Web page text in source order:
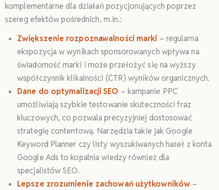
komplementarne dla działań pozycjonujących poprzez
szereg efektów pośrednich, m.in.:
Zwiększenie rozpoznawalności marki – regularna
ekspozycja w wynikach sponsorowanych wpływa na
świadomość marki i może przełożyć się na wyższy
współczynnik klikalności (CTR) wyników organicznych.
Dane do optymalizacji SEO – kampanie PPC
umożliwiają szybkie testowanie skuteczności fraz
kluczowych, co pozwala precyzyjniej dostosować
strategię contentową. Narzędzia takie jak Google
Keyword Planner czy listy wyszukiwanych haseł z konta
Google Ads to kopalnia wiedzy również dla
specjalistów SEO.
Lepsze zrozumienie zachowań użytkowników –